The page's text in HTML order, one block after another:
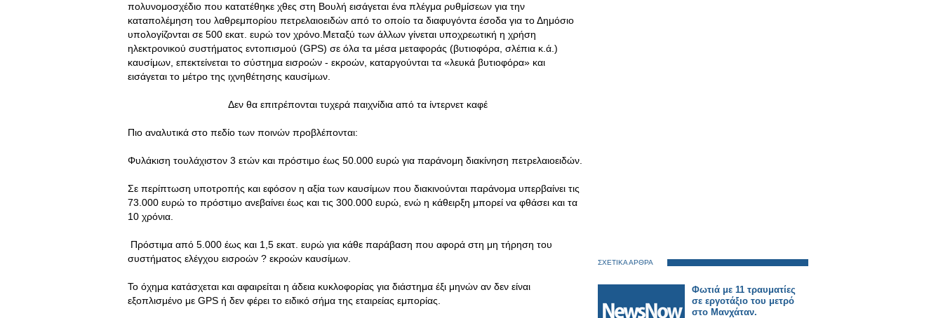
πολυνομοσχέδιο που κατατέθηκε χθες στη Βουλή εισάγεται ένα πλέγμα ρυθμίσεων για την
καταπολέμηση του λαθρεμπορίου πετρελαιοειδών από το οποίο τα διαφυγόντα έσοδα για το Δημόσιο
υπολογίζονται σε 500 εκατ. ευρώ τον χρόνο.Μεταξύ των άλλων γίνεται υποχρεωτική η χρήση
ηλεκτρονικού συστήματος εντοπισμού (GPS) σε όλα τα μέσα μεταφοράς (βυτιοφόρα, σλέπια κ.ά.)
καυσίμων, επεκτείνεται το σύστημα εισροών - εκροών, καταργούνται τα «λευκά βυτιοφόρα» και
εισάγεται το μέτρο της ιχνηθέτησης καυσίμων.
Δεν θα επιτρέπονται τυχερά παιχνίδια από τα ίντερνετ καφέ
Πιο αναλυτικά στο πεδίο των ποινών προβλέπονται:
Φυλάκιση τουλάχιστον 3 ετών και πρόστιμο έως 50.000 ευρώ για παράνομη διακίνηση πετρελαιοειδών.
Σε περίπτωση υποτροπής και εφόσον η αξία των καυσίμων που διακινούνται παράνομα υπερβαίνει τις
73.000 ευρώ το πρόστιμο ανεβαίνει έως και τις 300.000 ευρώ, ενώ η κάθειρξη μπορεί να φθάσει και τα
10 χρόνια.
Πρόστιμα από 5.000 έως και 1,5 εκατ. ευρώ για κάθε παράβαση που αφορά στη μη τήρηση του
συστήματος ελέγχου εισροών ? εκροών καυσίμων.
Το όχημα κατάσχεται και αφαιρείται η άδεια κυκλοφορίας για διάστημα έξι μηνών αν δεν είναι
εξοπλισμένο με GPS ή δεν φέρει το ειδικό σήμα της εταιρείας εμπορίας.
ΣΧΕΤΙΚΑ ΑΡΘΡΑ
Φωτιά με 11 τραυματίες
σε εργοτάξιο του μετρό
στο Μανχάταν.